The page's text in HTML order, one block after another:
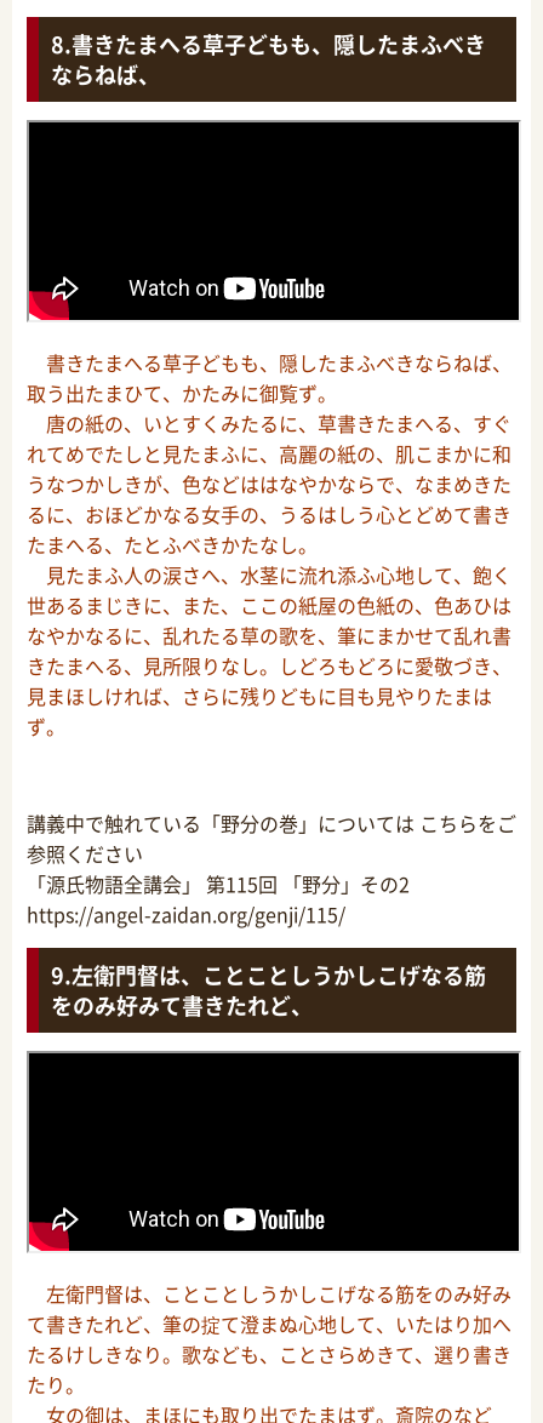
書きたまへる草子どもも、隠したまふべき
ならねば、
書きたまへる草子どもも、隠したまふべきならねば、
取う出たまひて、かたみに御覧ず。
唐の紙の、いとすくみたるに、草書きたまへる、すぐ
れてめでたしと見たまふに、高麗の紙の、肌こまかに和
うなつかしきが、色などははなやかならで、なまめきた
るに、おほどかなる女手の、うるはしう心とどめて書き
たまへる、たとふべきかたなし。
見たまふ人の涙さへ、水茎に流れ添ふ心地して、飽く
世あるまじきに、また、ここの紙屋の色紙の、色あひは
なやかなるに、乱れたる草の歌を、筆にまかせて乱れ書
きたまへる、見所限りなし。しどろもどろに愛敬づき、
見まほしければ、さらに残りどもに目も見やりたまは
ず。
講義中で触れている「野分の巻」については こちらをご
参照ください
「源氏物語全講会」 第115回 「野分」その2
https://angel-zaidan.org/genji/115/
左衛門督は、ことことしうかしこげなる筋
をのみ好みて書きたれど、
左衛門督は、ことことしうかしこげなる筋をのみ好み
て書きたれど、筆の掟て澄まぬ心地して、いたはり加へ
たるけしきなり。歌なども、ことさらめきて、選り書き
たり。
女の御は、まほにも取り出でたまはず。斎院のなど